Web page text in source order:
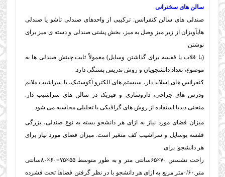
سالن های سخنرانی
صندلی های سالن کنفرانس: ترکیبی از واحدهای صندلی تاشو یا صندلی
هایآویزان از زیر میز وصل به میز، بخش پشتی صندلی و دسته ی میز برای
نوشتن
(با قلاب یا قفسه برای گذاشتن وسایل) معمولاً ثابت.چینش صندلی ها به
موضوع، تعداد دانشجویان و روش تدریس بستگی دارد:
کنفرانس های اسلاید دار، سیستم های الکترو آکوستیک، با سراشیب ملایم
ودرس های جراحی، داروسازی و فیزیک در سالن های سراشیب دار.
منحنی دیدبا استفاده از روش های گرافیکی یا تحلیلی محاسبه می شود.
میزان فضای مورد نیاز به ازای هر دانشجو بسته به نوع صندلی، بزرگی
قفسه یوسایل و سراشیب کف متغیر است. میزان فضای مورد نیاز برای
هر دانشجو: برای
راحت نشستن ۷۰×۶۵سانتی متر و به طور متوسط ۵۵×۷۵=۶۰×۸۰سانتی
متر.۰/۶۰متر مربع به ازای هر دانشجو با در نظر گرفتن فضاها تحت فشرده